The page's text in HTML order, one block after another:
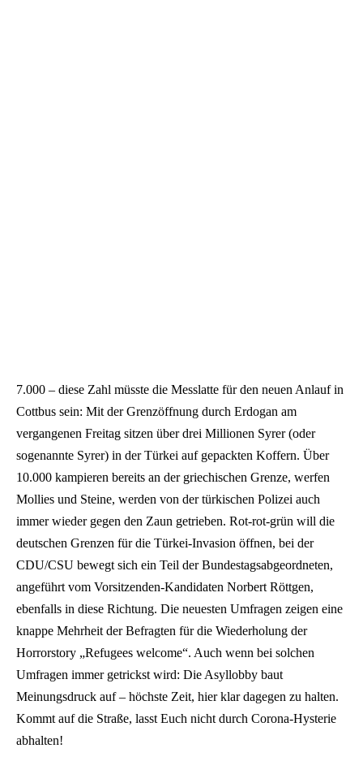
7.000 – diese Zahl müsste die Messlatte für den neuen Anlauf in
Cottbus sein: Mit der Grenzöffnung durch Erdogan am
vergangenen Freitag sitzen über drei Millionen Syrer (oder
sogenannte Syrer) in der Türkei auf gepackten Koffern. Über
10.000 kampieren bereits an der griechischen Grenze, werfen
Mollies und Steine, werden von der türkischen Polizei auch
immer wieder gegen den Zaun getrieben. Rot-rot-grün will die
deutschen Grenzen für die Türkei-Invasion öffnen, bei der
CDU/CSU bewegt sich ein Teil der Bundestagsabgeordneten,
angeführt vom Vorsitzenden-Kandidaten Norbert Röttgen,
ebenfalls in diese Richtung. Die neuesten Umfragen zeigen eine
knappe Mehrheit der Befragten für die Wiederholung der
Horrorstory „Refugees welcome“. Auch wenn bei solchen
Umfragen immer getrickst wird: Die Asyllobby baut
Meinungsdruck auf – höchste Zeit, hier klar dagegen zu halten.
Kommt auf die Straße, lasst Euch nicht durch Corona-Hysterie
abhalten!